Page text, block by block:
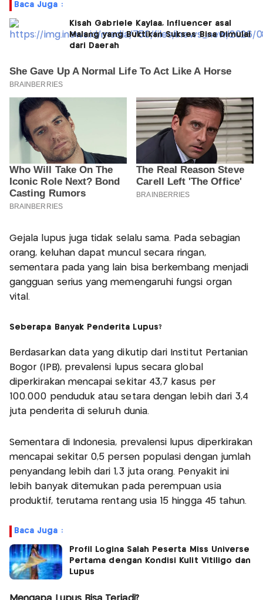
Baca Juga :
Kisah Gabriele Kaylaa, Influencer asal
Malang yang Buktikan Sukses Bisa Dimulai
dari Daerah
Gejala lupus juga tidak selalu sama. Pada sebagian
orang, keluhan dapat muncul secara ringan,
sementara pada yang lain bisa berkembang menjadi
gangguan serius yang memengaruhi fungsi organ
vital.
Seberapa Banyak Penderita Lupus?
Berdasarkan data yang dikutip dari Institut Pertanian
Bogor (IPB), prevalensi lupus secara global
diperkirakan mencapai sekitar 43,7 kasus per
100.000 penduduk atau setara dengan lebih dari 3,4
juta penderita di seluruh dunia.
Sementara di Indonesia, prevalensi lupus diperkirakan
mencapai sekitar 0,5 persen populasi dengan jumlah
penyandang lebih dari 1,3 juta orang. Penyakit ini
lebih banyak ditemukan pada perempuan usia
produktif, terutama rentang usia 15 hingga 45 tahun.
Baca Juga :
Profil Logina Salah Peserta Miss Universe
Pertama dengan Kondisi Kulit Vitiligo dan
Lupus